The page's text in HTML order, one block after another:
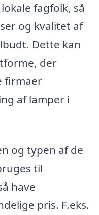
fagfolk, så
og kvalitet af
Dette kan
der
firmaer
af lamper i
og typen af de
til
have
pris. F.eks.